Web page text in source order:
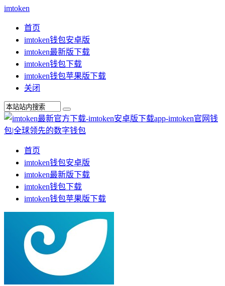
imtoken
首页
imtoken钱包安卓版
imtoken最新版下载
imtoken钱包下载
imtoken钱包苹果版下载
关闭
首页
imtoken钱包安卓版
imtoken最新版下载
imtoken钱包下载
imtoken钱包苹果版下载